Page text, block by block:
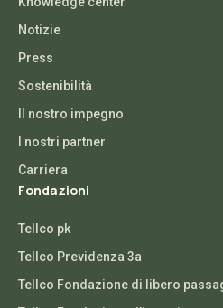
Notizie
Press
Sostenibilità
Il nostro impegno
I nostri partner
Carriera
Fondazioni
Tellco pk
Tellco Previdenza 3a
Tellco Fondazione di libero